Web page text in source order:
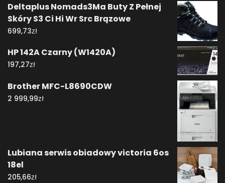
Deltaplus Nomads3Ma Buty Z Pełnej
Skóry S3 Ci Hi Wr Src Brązowe
699,73zł
HP 142A Czarny (W1420A)
197,27zł
Brother MFC-L8690CDW
2 999,99zł
Lubiana serwis obiadowy victoria 6os
18el
205,66zł